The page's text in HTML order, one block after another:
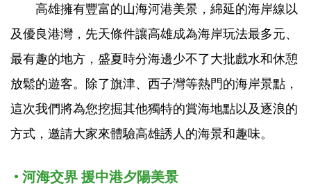
高雄擁有豐富的山海河港美景，綿延的海岸線以
及優良港灣，先天條件讓高雄成為海岸玩法最多元、
最有趣的地方，盛夏時分海邊少不了大批戲水和休憩
放鬆的遊客。除了旗津、西子灣等熱門的海岸景點，
這次我們將為您挖掘其他獨特的賞海地點以及逐浪的
方式，邀請大家來體驗高雄誘人的海景和趣味。
• 河海交界 援中港夕陽美景